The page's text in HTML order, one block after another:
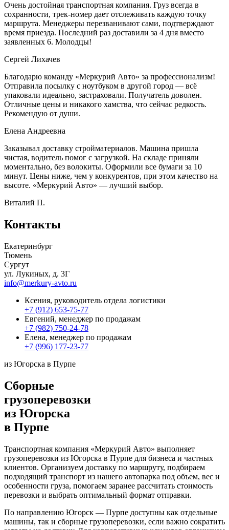
Очень достойная транспортная компания. Груз всегда в
сохранности, трек-номер дает отслеживать каждую точку
маршрута. Менеджеры перезванивают сами, подтверждают
время приезда. Последний раз доставили за 4 дня вместо
заявленных 6. Молодцы!
Сергей Лихачев
Благодарю команду «Меркурий Авто» за профессионализм!
Отправила посылку с ноутбуком в другой город — всё
упаковали идеально, застраховали. Получатель доволен.
Отличные цены и никакого хамства, что сейчас редкость.
Рекомендую от души.
Елена Андреевна
Заказывал доставку стройматериалов. Машина пришла
чистая, водитель помог с загрузкой. На складе приняли
моментально, без волокиты. Оформили все бумаги за 10
минут. Цены ниже, чем у конкурентов, при этом качество на
высоте. «Меркурий Авто» — лучший выбор.
Виталий П.
Контакты
Екатеринбург
Тюмень
Сургут
ул. Лукиных, д. 3Г
info@merkury-avto.ru
Ксения, руководитель отдела логистики
+7 (912) 653-75-77
Евгений, менеджер по продажам
+7 (982) 750-24-78
Елена, менеджер по продажам
+7 (996) 177-23-77
из Югорска в Пурпе
Сборные
грузоперевозки
из Югорска
в Пурпе
Транспортная компания «Меркурий Авто» выполняет
грузоперевозки из Югорска в Пурпе для бизнеса и частных
клиентов. Организуем доставку по маршруту, подбираем
подходящий транспорт из нашего автопарка под объем, вес и
особенности груза, помогаем заранее рассчитать стоимость
перевозки и выбрать оптимальный формат отправки.
По направлению Югорск — Пурпе доступны как отдельные
машины, так и сборные грузоперевозки, если важно сократить